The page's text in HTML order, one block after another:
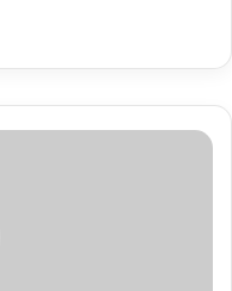
شيمون